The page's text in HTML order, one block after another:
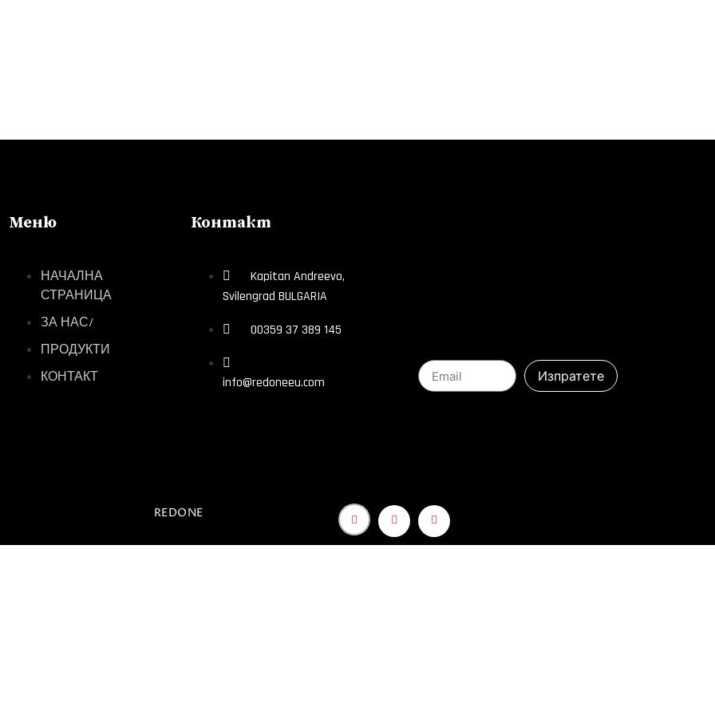
Меню
НАЧАЛНА
СТРАНИЦА
ЗА НАС/
ПРОДУКТИ
КОНТАКТ
Контакт
Kapitan Andreevo,
Svilengrad BULGARIA
00359 37 389 145
info@redoneeu.com Изпратете
REDONE